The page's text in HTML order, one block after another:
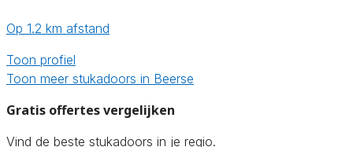
Op 1.2 km afstand
Toon profiel
Toon meer stukadoors in Beerse
Gratis offertes vergelijken
Vind de beste stukadoors in je regio.